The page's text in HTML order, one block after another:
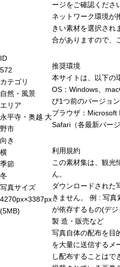
ID
572
カテゴリ
自然・風景
エリア
永平寺・奥越 大
野市
向き
横
季節
冬
写真サイズ
4270px×3387px
(5MB)
ージをご確認くださ
ネットワーク環境が
きい素材を選択され
合がありますので、
推奨環境
本サイトは、以下の
OS：Windows、
び1つ前のバージョン
ブラウザ：
Safari（各最新バー
利用規約
この素材集は、観光
ん。
ダウンロードされた
きません。 例 : 写
が依存するもの(デ
製 造・販売など
写真自体の配布を目
を大量に送信するメ
し配布することはで